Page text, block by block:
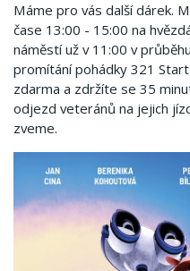
Máme pro vás další dárek.
čase 13:00 - 15:00 na
náměstí už v 11:00 v
promítání pohádky 321
zdarma a zdržíte se 35
odjezd veteránů na jejich
zveme.